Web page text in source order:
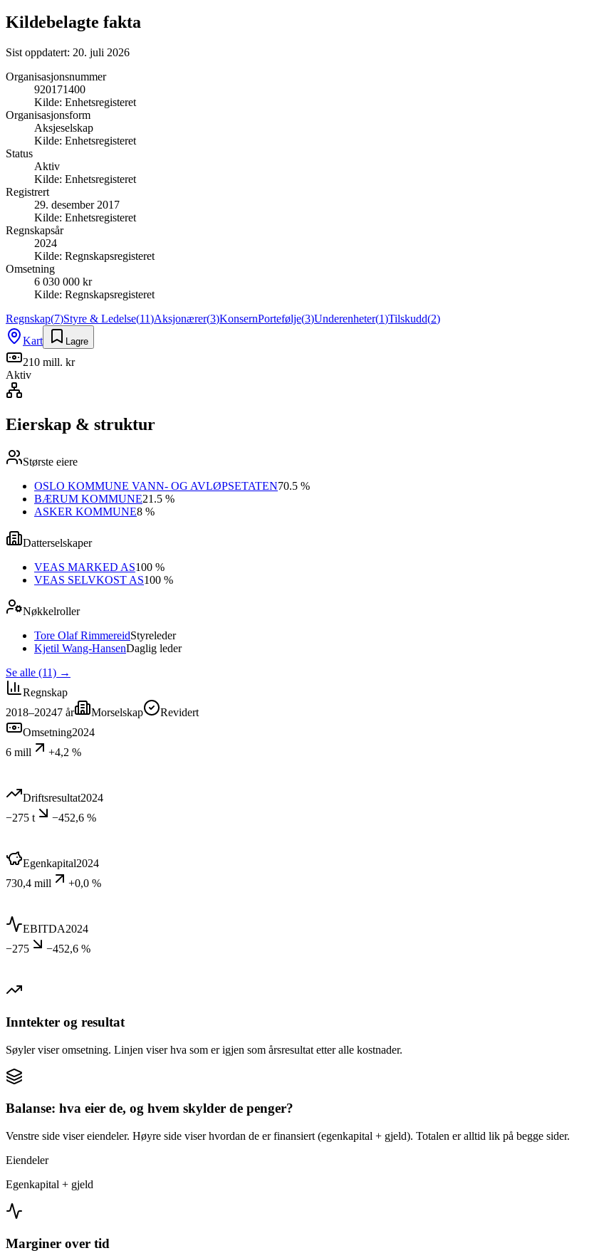
Kildebelagte fakta
Sist oppdatert: 20. juli 2026
Organisasjonsnummer
920171400
Kilde: Enhetsregisteret
Organisasjonsform
Aksjeselskap
Kilde: Enhetsregisteret
Status
Aktiv
Kilde: Enhetsregisteret
Registrert
29. desember 2017
Kilde: Enhetsregisteret
Regnskapsår
2024
Kilde: Regnskapsregisteret
Omsetning
6 030 000 kr
Kilde: Regnskapsregisteret
Regnskap(7)Styre & Ledelse(11)Aksjonærer(3)KonsernPortefølje(3)Underenheter(1)Tilskudd(2)
Kart
Lagre
210 mill. kr
Aktiv
Eierskap & struktur
Største eiere
OSLO KOMMUNE VANN- OG AVLØPSETATEN70.5 %
BÆRUM KOMMUNE21.5 %
ASKER KOMMUNE8 %
Datterselskaper
VEAS MARKED AS100 %
VEAS SELVKOST AS100 %
Nøkkelroller
Tore Olaf RimmereidStyreleder
Kjetil Wang-HansenDaglig leder
Se alle (11) →
Regnskap
2018–20247 år Morselskap
Revidert
Omsetning2024
6 mill
+4,2 %
Driftsresultat2024
−275 t
−452,6 %
Egenkapital2024
730,4 mill
+0,0 %
EBITDA2024
−275
−452,6 %
Inntekter og resultat
Søyler viser omsetning. Linjen viser hva som er igjen som årsresultat etter alle kostnader.
Balanse: hva eier de, og hvem skylder de penger?
Venstre side viser eiendeler. Høyre side viser hvordan de er finansiert (egenkapital + gjeld). Totalen er alltid lik på begge sider.
Eiendeler
Egenkapital + gjeld
Marginer over tid